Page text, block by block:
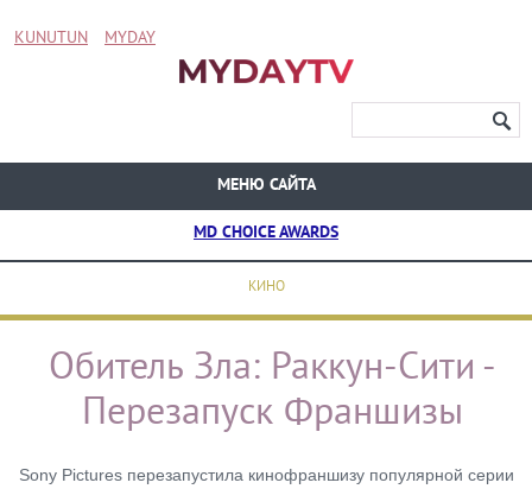
KUNUTUN MYDAY
МЕНЮ САЙТА
MD CHOICE AWARDS
КИНО
Обитель Зла: Раккун-Сити -
Перезапуск Франшизы
Sony Pictures перезапустила кинофраншизу популярной серии